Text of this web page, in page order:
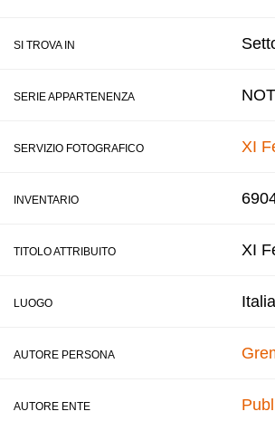
SI TROVA IN
SERIE APPARTENENZA
SERVIZIO FOTOGRAFICO XI
INVENTARIO
TITOLO ATTRIBUITO XI
LUOGO
AUTORE PERSONA
AUTORE ENTE